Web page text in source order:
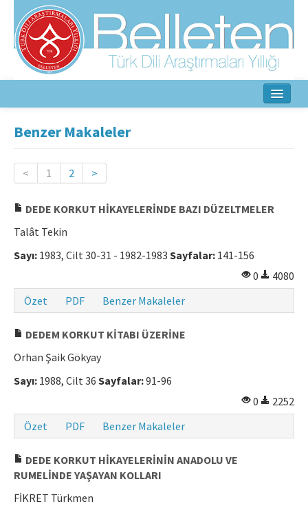
Amaç ve Kapsam
Yayın Kurulu
Yazarlar İçin
İletişim
Makale Gönder
ISSN: 0564-5050 · e-ISSN: 2651-5113
Benzer Makaleler
< 1 2 >
DEDE KORKUT HİKAYELERİNDE BAZI DÜZELTMELER
Talât Tekin
Sayı: 1983, Cilt 30-31 - 1982-1983 Sayfalar: 141-156
0
4080
Özet
PDF Benzer Makaleler
DEDEM KORKUT KİTABI ÜZERİNE
Orhan Şaik Gökyay
Sayı: 1988, Cilt 36 Sayfalar:91-96
0
2252
Özet
PDF Benzer Makaleler
DEDE KORKUT HİKAYELERİNİN ANADOLU VE
RUMELİNDE YAŞAYAN KOLLARI
FİKRET Türkmen